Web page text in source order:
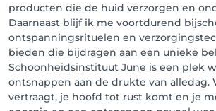
producten die de huid verzorgen en
Daarnaast blijf ik me voortdurend
ontspanningsrituelen en
bieden die bijdragen aan een unieke
Schoonheidsinstituut June is een plek
ontsnappen aan de drukte van alledag.
vertraagt, je hoofd tot rust komt en je